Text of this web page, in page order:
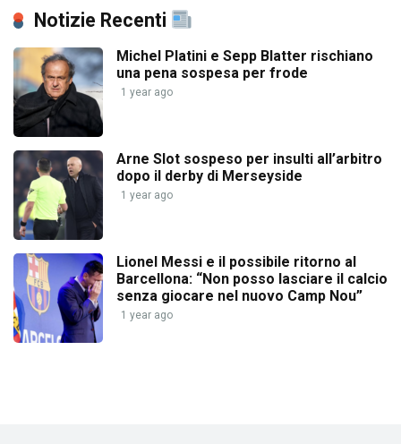
Notizie Recenti
Michel Platini e Sepp Blatter rischiano
una pena sospesa per frode
1 year ago
Arne Slot sospeso per insulti all’arbitro
dopo il derby di Merseyside
1 year ago
Lionel Messi e il possibile ritorno al
Barcellona: “Non posso lasciare il calcio
senza giocare nel nuovo Camp Nou”
1 year ago